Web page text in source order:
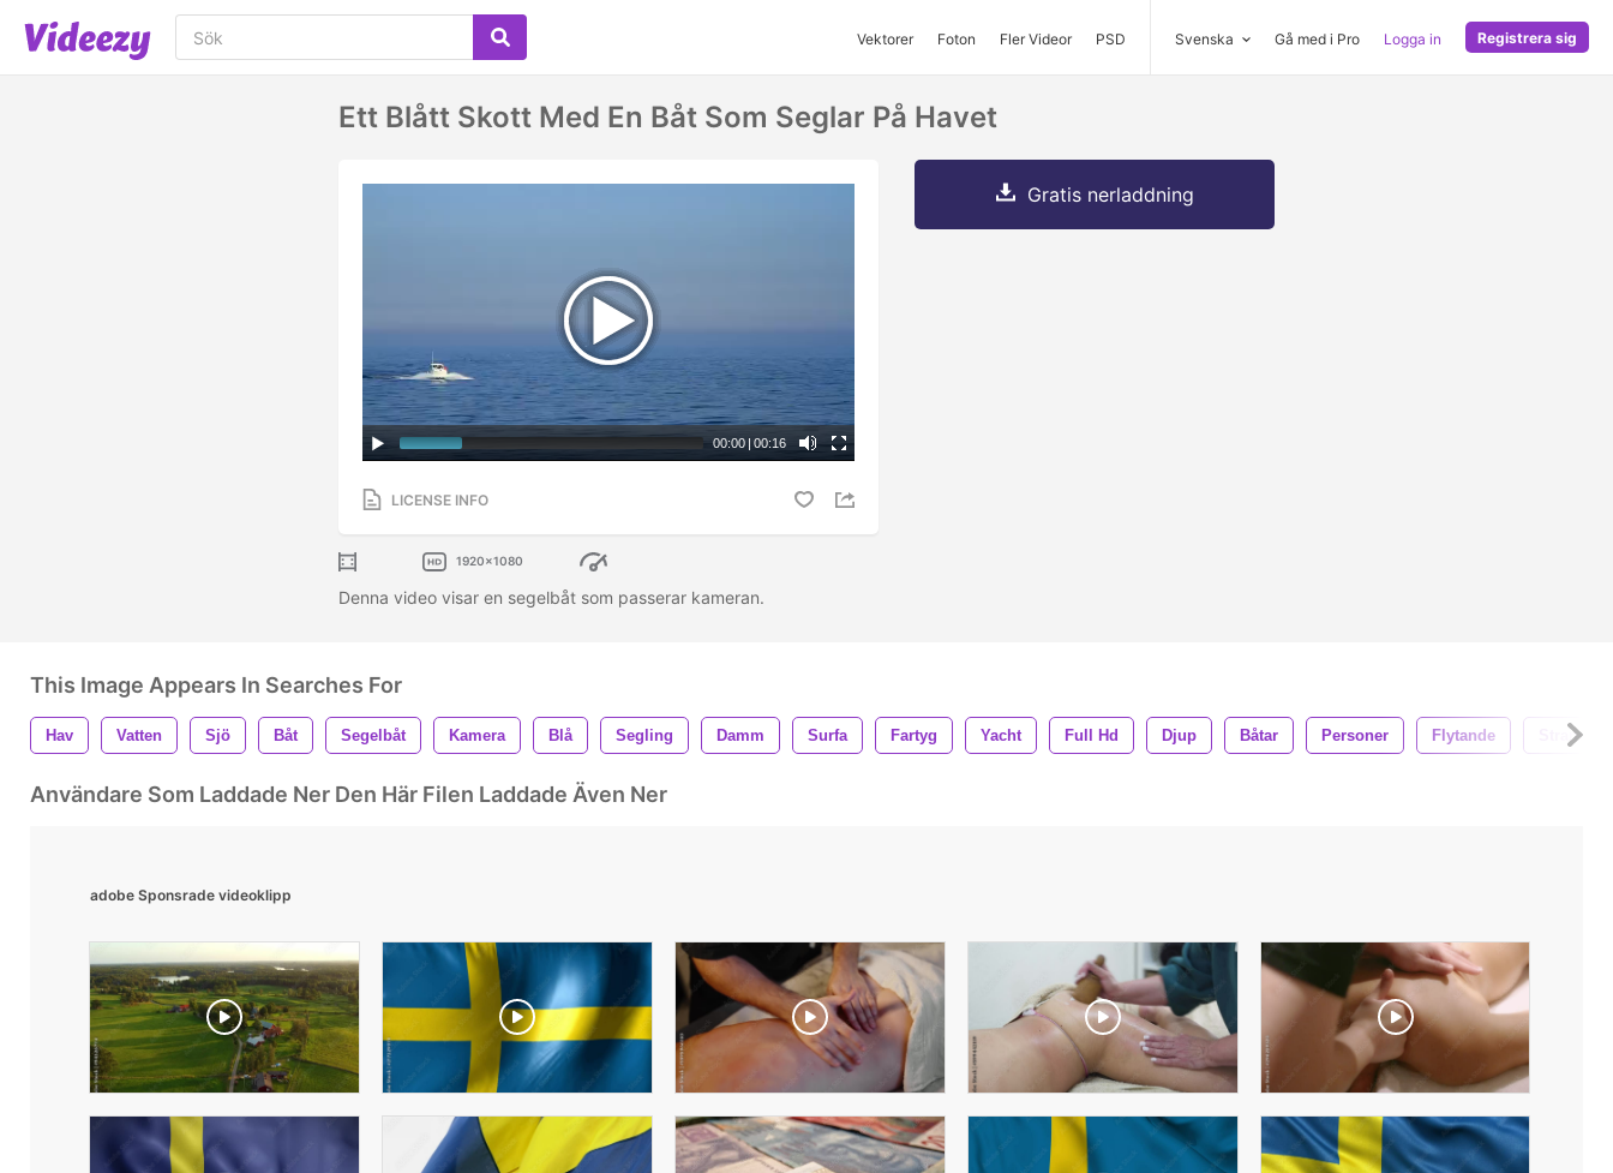
Vektorer Foton Fler Videor PSD Svenska Gå med i Pro Logga in Registrera sig
Ett Blått Skott Med En Båt Som Seglar På Havet
00:00 | 00:16
LICENSE INFO
1920x1080
Denna video visar en segelbåt som passerar kameran.
Gratis nerladdning
This Image Appears In Searches For
Hav Vatten Sjö Båt Segelbåt Kamera Blå Segling Damm Surfa Fartyg Yacht Full Hd Djup Båtar Personer Flytande Strand
Användare Som Laddade Ner Den Här Filen Laddade Även Ner
adobe Sponsrade videoklipp